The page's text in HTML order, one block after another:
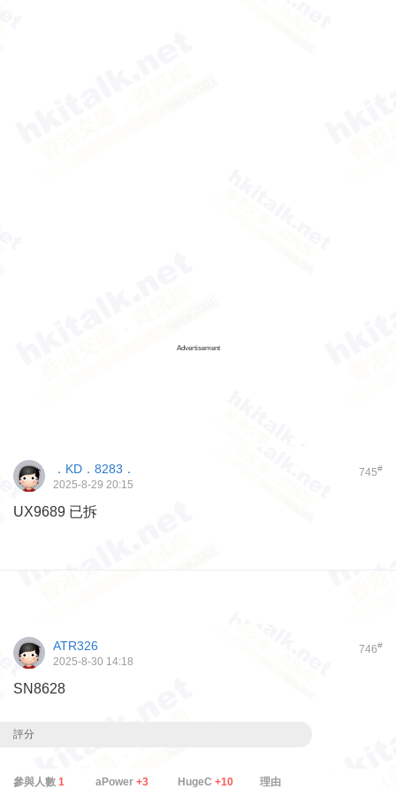
Advertisement
745#
．KD．8283．
2025-8-29 20:15
UX9689 已拆
746#
ATR326
2025-8-30 14:18
SN8628
評分
參與人數 1 aPower +3 HugeC +10 理由